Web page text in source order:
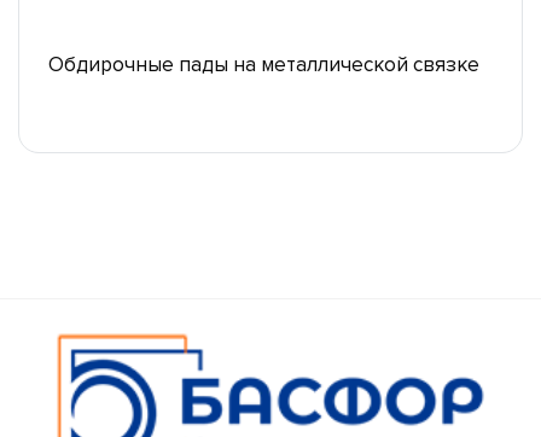
Обдирочные пады на металлической связке